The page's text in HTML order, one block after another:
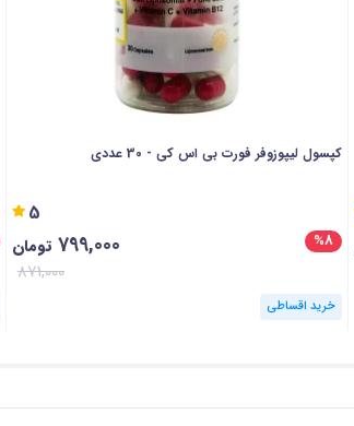
کپسول لیپوزوفر فورت بی اس کی - 30 عددی
5
%8
799,000 تومان
871,000
خرید اقساطی